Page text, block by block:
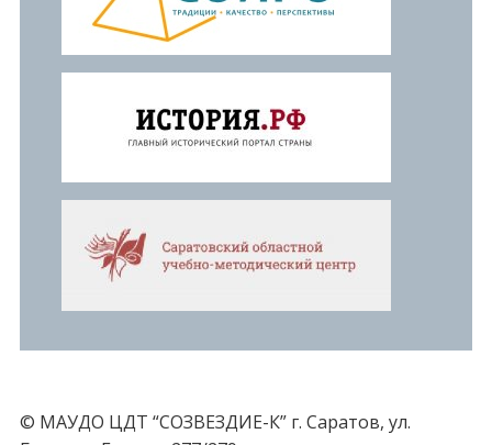
© МАУДО ЦДТ “СОЗВЕЗДИЕ-К” г. Саратов, ул.